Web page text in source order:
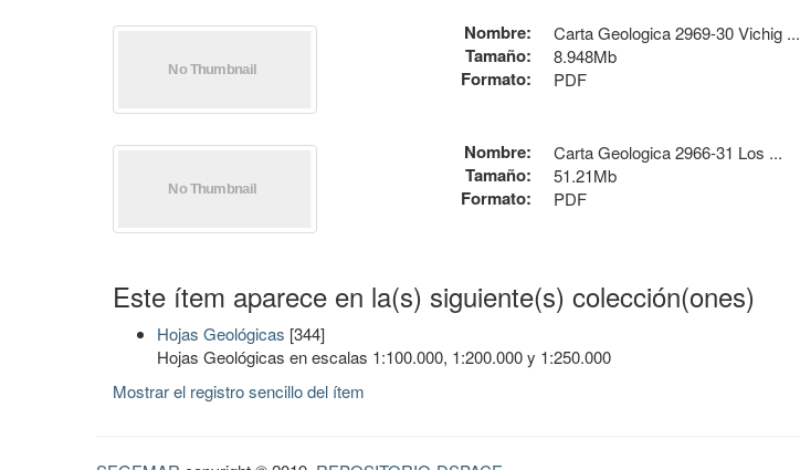
Nombre: Carta Geologica 2969-30 Vichig ...
Tamaño: 8.948Mb
Formato: PDF
Nombre: Carta Geologica 2966-31 Los ...
Tamaño: 51.21Mb
Formato: PDF
Este ítem aparece en la(s) siguiente(s) colección(ones)
Hojas Geológicas [344]
Hojas Geológicas en escalas 1:100.000, 1:200.000 y 1:250.000
Mostrar el registro sencillo del ítem